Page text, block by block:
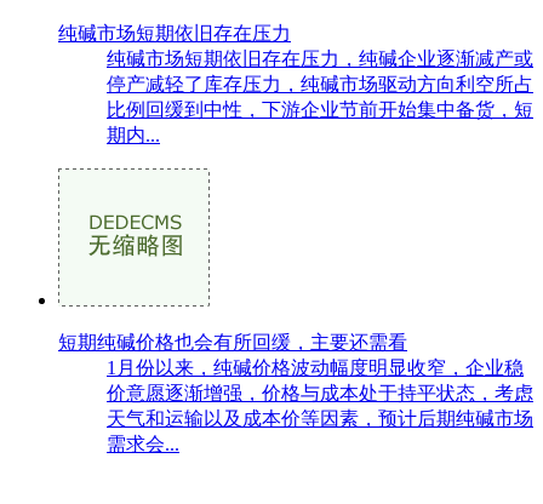
纯碱市场短期依旧存在压力
纯碱市场短期依旧存在压力，纯碱企业逐渐减产或
停产减轻了库存压力，纯碱市场驱动方向利空所占
比例回缓到中性，下游企业节前开始集中备货，短
期内...
短期纯碱价格也会有所回缓，主要还需看
1月份以来，纯碱价格波动幅度明显收窄，企业稳
价意愿逐渐增强，价格与成本处于持平状态，考虑
天气和运输以及成本价等因素，预计后期纯碱市场
需求会...